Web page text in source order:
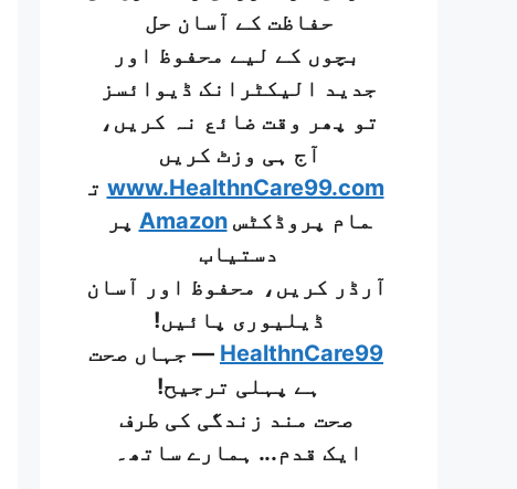
حفاظت کے آسان حل
بچوں کے لیے محفوظ اور
جدید الیکٹرانک ڈیوائسز
تو پھر وقت ضائع نہ کریں،
آج ہی وزٹ کریں
www.HealthnCare99.com ت
مام پروڈکٹسAmazon پر
دستیاب
آرڈر کریں، محفوظ اور آسان
ڈیلیوری پائیں!
HealthnCare99 — جہاں صحت
ہے پہلی ترجیح!
صحت مند زندگی کی طرف
ایک قدم... ہمارے ساتھ۔